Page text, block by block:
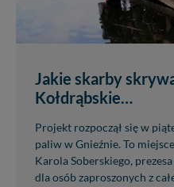
Jakie skarby
Kołdrąbskie…
Projekt rozpoczął się w
paliw w Gnieźnie. To
Karola Soberskiego,
dla osób zaproszonych z